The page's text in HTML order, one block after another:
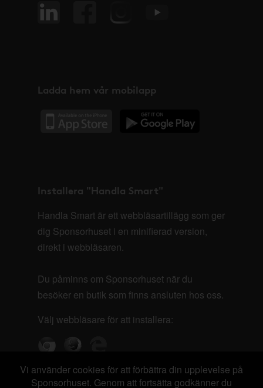
Ladda hem vår mobilapp
Installera "Handla Smart"
Handla Smart är ett webbläsartillägg som ger
dig Sponsorhuset i en minifierad version,
direkt i webbläsaren.
Du påminns om Sponsorhuset när du
besöker en butik som finns ansluten hos oss.
Välj webbläsare för att installera:
Vi använder cookies för att förbättra din upplevelse på
Sponsorhuset. Genom att fortsätta godkänner du